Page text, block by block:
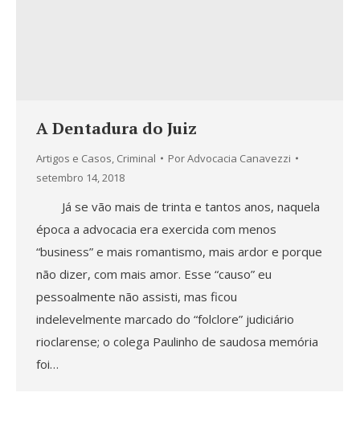
A Dentadura do Juiz
Artigos e Casos, Criminal PorAdvocacia Canavezzi
setembro 14, 2018
Já se vão mais de trinta e tantos anos, naquela
época a advocacia era exercida com menos
“business” e mais romantismo, mais ardor e porque
não dizer, com mais amor. Esse “causo” eu
pessoalmente não assisti, mas ficou
indelevelmente marcado do “folclore” judiciário
rioclarense; o colega Paulinho de saudosa memória
foi…